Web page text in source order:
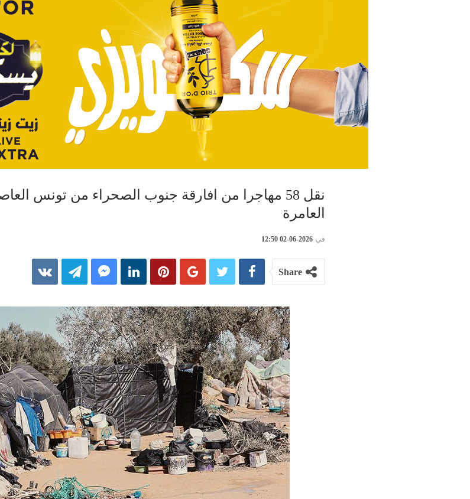
نقل 58 مهاجرا من افارقة جنوب الصحراء من تونس
العامرة
في 2026-06-02 12:50
Share